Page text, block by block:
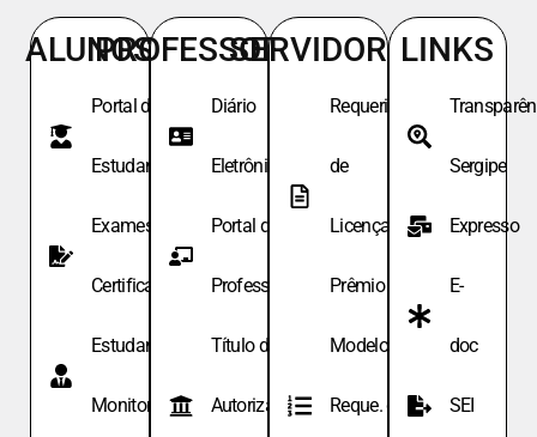
ALUNOS
Portal do
Estudante
Exames de
Certificação
Estudante
Monitor
PROFESSORES
Diário
Eletrônico
Portal do
Professor
Título de
Autoriza.
SERVIDORES
Requeri.
de
Licença
Prêmio
Modelo de
Reque. de
LINKS
Sergipe
Expresso
E-
doc
SEI